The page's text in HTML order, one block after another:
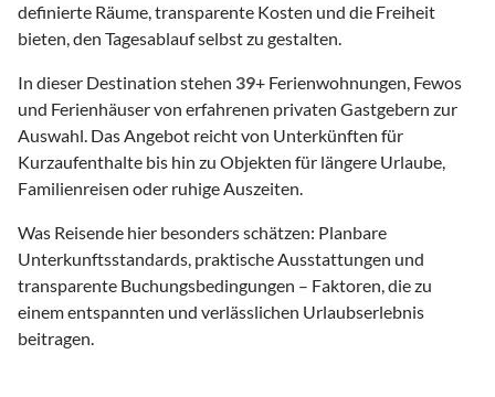
definierte Räume, transparente Kosten und die Freiheit
bieten, den Tagesablauf selbst zu gestalten.
In dieser Destination stehen 39+ Ferienwohnungen, Fewos
und Ferienhäuser von erfahrenen privaten Gastgebern zur
Auswahl. Das Angebot reicht von Unterkünften für
Kurzaufenthalte bis hin zu Objekten für längere Urlaube,
Familienreisen oder ruhige Auszeiten.
Was Reisende hier besonders schätzen: Planbare
Unterkunftsstandards, praktische Ausstattungen und
transparente Buchungsbedingungen – Faktoren, die zu
einem entspannten und verlässlichen Urlaubserlebnis
beitragen.